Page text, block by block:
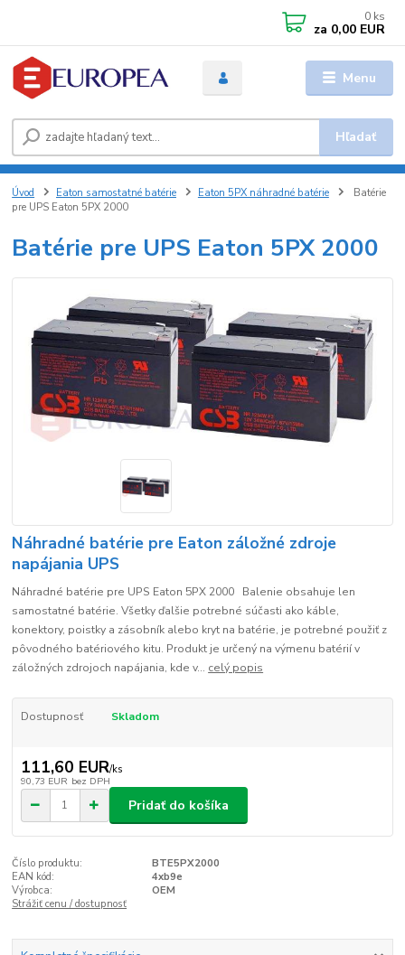
Menu
Hľadať
0 ks
za 0,00 EUR
Úvod Eaton samostatné batérie Eaton 5PX náhradné batérie
Batérie
pre UPS Eaton 5PX 2000
Batérie pre UPS Eaton 5PX 2000
Náhradné batérie pre Eaton záložné zdroje
napájania UPS
Náhradné batérie pre UPS Eaton 5PX 2000 Balenie obsahuje len
samostatné batérie. Všetky ďalšie potrebné súčasti ako káble,
konektory, poistky a zásobník alebo kryt na batérie, je potrebné použiť z
pôvodného batériového kitu. Produkt je určený na výmenu batérií v
záložných zdrojoch napájania, kde v... celý popis
Dostupnosť Skladom
111,60 EUR/ks
90,73 EUR bez DPH
Pridať do košíka
Číslo produktu:
BTE5PX2000
EAN kód:
4xb9e
Výrobca:
OEM
Strážiť cenu / dostupnosť